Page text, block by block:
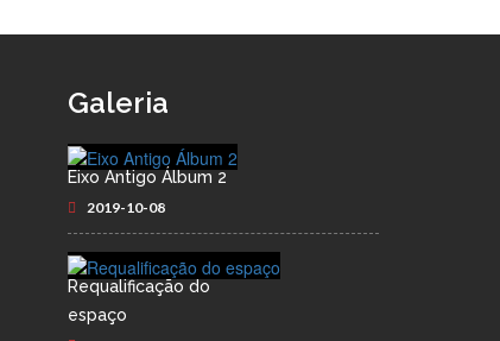
Galeria
Eixo Antigo Álbum 2
2019-10-08
Requalificação do
espaço